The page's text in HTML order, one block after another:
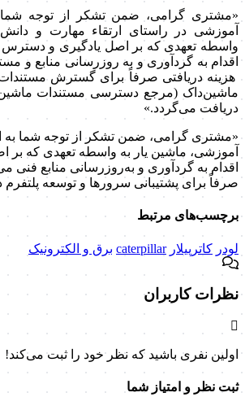
«مشتری گرامی، ضمن تشکر از توجه شما
آموزشی در راستای ارتقاء مهارت و
واسطه تعهدی که بر اصل یادگیری و دسترس
اقدام به گردآوری و به روزرسانی منابع و
هزینه دریافتی صرفاً برای گسترش مستندات
ماشین‌داک (مرجع دسترسی مستندات
دریافت می‌گردد.»
«مشتری گرامی، ضمن تشکر از توجه شما به
آموزشی، ماشین یار به واسطه تعهدی که بر
اقدام به گردآوری و به‌روزرسانی منابع فنی
صرفاً برای پشتیبانی سرورها و توسعه
برچسب‌های مرتبط
لودر کاترپیلار caterpillar برق و الکترونیک
نظرات کاربران
اولین نفری باشید که نظر خود را ثبت می‌کند!
ثبت نظر و امتیاز شما